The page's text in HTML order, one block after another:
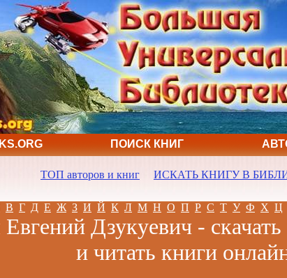
ПОИСК КНИГ
ТОП авторов и книг ИСКАТЬ КНИГУ В
В Г Д Е Ж З И Й К Л М Н О П Р С Т У Ф Х Ц
Дзукуевич -
и читать книги